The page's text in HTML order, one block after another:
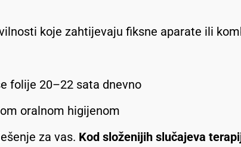
koje zahtijevaju fiksne aparate ili
folije 20–22 sata dnevno
oralnom higijenom
za vas. Kod složenijih slučajeva